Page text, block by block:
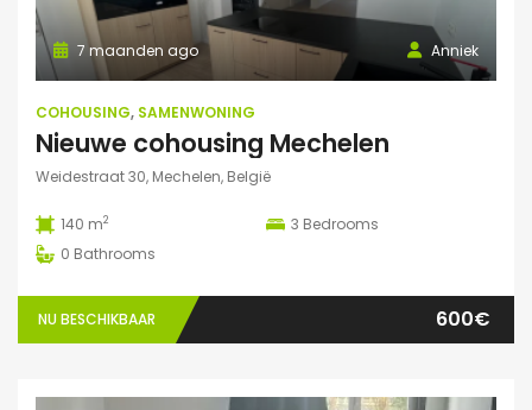
Anniek
7 maanden ago
COHOUSING, SAMENWONING
Nieuwe cohousing Mechelen
Weidestraat 30, Mechelen, België
140 m2 3 Bedrooms
0 Bathrooms
NU BESCHIKBAAR 600€